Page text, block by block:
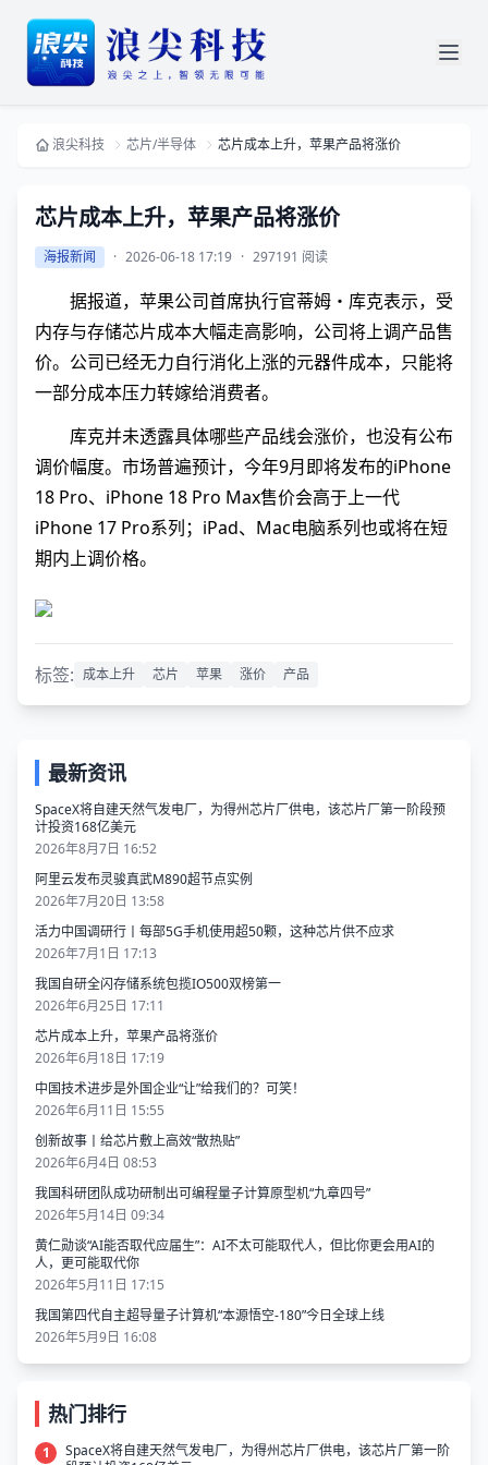
浪尖科技 芯片/半导体 芯片成本上升，苹果产品将涨价
芯片成本上升，苹果产品将涨价
海报新闻 · 2026-06-18 17:19 · 297191 阅读
据报道，苹果公司首席执行官蒂姆・库克表示，受
内存与存储芯片成本大幅走高影响，公司将上调产品售
价。公司已经无力自行消化上涨的元器件成本，只能将
一部分成本压力转嫁给消费者。
库克并未透露具体哪些产品线会涨价，也没有公布
调价幅度。市场普遍预计，今年9月即将发布的iPhone
18 Pro、iPhone 18 Pro Max售价会高于上一代
iPhone 17 Pro系列；iPad、Mac电脑系列也或将在短
期内上调价格。
标签: 成本上升 芯片 苹果 涨价 产品
最新资讯
SpaceX将自建天然气发电厂，为得州芯片厂供电，该芯片厂第一阶段预
计投资168亿美元
2026年8月7日 16:52
阿里云发布灵骏真武M890超节点实例
2026年7月20日 13:58
活力中国调研行丨每部5G手机使用超50颗，这种芯片供不应求
2026年7月1日 17:13
我国自研全闪存储系统包揽IO500双榜第一
2026年6月25日 17:11
芯片成本上升，苹果产品将涨价
2026年6月18日 17:19
中国技术进步是外国企业“让”给我们的？可笑！
2026年6月11日 15:55
创新故事丨给芯片敷上高效“散热贴”
2026年6月4日 08:53
我国科研团队成功研制出可编程量子计算原型机“九章四号”
2026年5月14日 09:34
黄仁勋谈“AI能否取代应届生”：AI不太可能取代人，但比你更会用AI的
人，更可能取代你
2026年5月11日 17:15
我国第四代自主超导量子计算机“本源悟空-180”今日全球上线
2026年5月9日 16:08
热门排行
1
SpaceX将自建天然气发电厂，为得州芯片厂供电，该芯片厂第一阶